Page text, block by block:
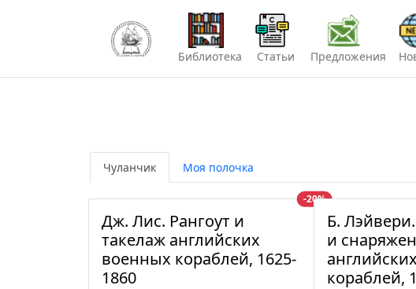
Библиотека Статьи Предложения
Чуланчик Моя полочка
-20%
Дж. Лис. Рангоут и
такелаж английских
военных кораблей, 1625-
1860
Б.
и
кораблей,